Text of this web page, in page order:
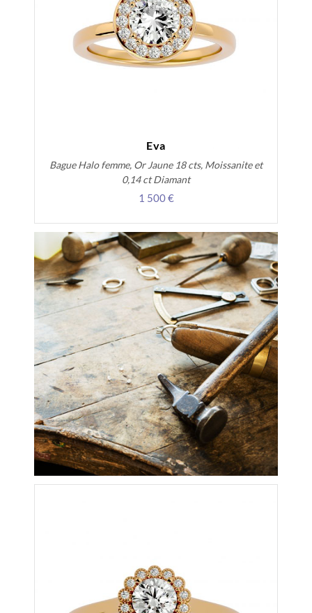
Eva
Bague Halo femme, Or Jaune 18 cts, Moissanite et
0,14 ct Diamant
1 500 €